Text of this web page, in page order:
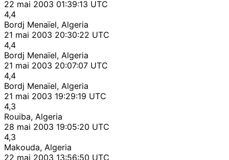
22 mai 2003 01:39:13 UTC
4,4
Bordj Menaïel, Algeria
21 mai 2003 20:30:22 UTC
4,4
Bordj Menaïel, Algeria
21 mai 2003 20:07:07 UTC
4,4
Bordj Menaïel, Algeria
21 mai 2003 19:29:19 UTC
4,3
Rouiba, Algeria
28 mai 2003 19:05:20 UTC
4,3
Makouda, Algeria
22 mai 2003 13:56:50 UTC